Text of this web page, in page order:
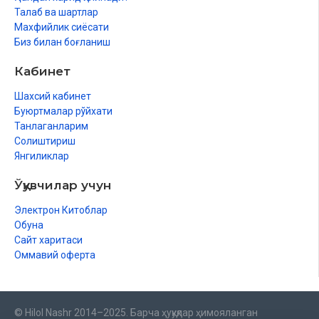
Талаб ва шартлар
Махфийлик сиёсати
Биз билан боғланиш
Кабинет
Шахсий кабинет
Буюртмалар рўйхати
Танлаганларим
Солиштириш
Янгиликлар
Ўқувчилар учун
Электрон Китоблар
Обуна
Сайт харитаси
Оммавий оферта
© Hilol Nashr 2014–2025. Барча ҳуқуқлар ҳимояланган